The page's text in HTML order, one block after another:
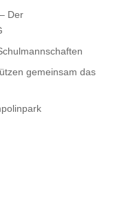
Der
gemeinsam das